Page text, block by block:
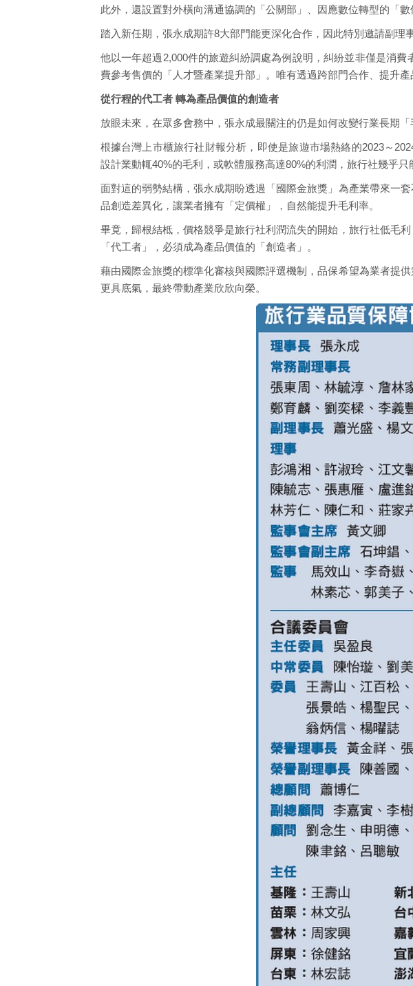
此外，還設置對外橫向溝通協調的「公關部」、因應數位轉型的「
踏入新任期，張永成期許8大部門能更深化合作，因此特別邀請副理
他以一年超過2,000件的旅遊糾紛調處為例說明，糾紛並非僅是消
費參考售價的「人才暨產業提升部」。唯有透過跨部門合作、提升
從行程的代工者 轉為產品價值的創造者
放眼未來，在眾多會務中，張永成最關注的仍是如何改變行業長期「
根據台灣上市櫃旅行社財報分析，即使是旅遊市場熱絡的2023～
設計業動輒40%的毛利，或軟體服務高達80%的利潤，旅行社幾乎
面對這的弱勢結構，張永成期盼透過「國際金旅獎」為產業帶來一
品創造差異化，讓業者擁有「定價權」，自然能提升毛利率。
畢竟，歸根結柢，價格競爭是旅行社利潤流失的開始，旅行社低毛
「代工者」，必須成為產品價值的「創造者」。
藉由國際金旅獎的標準化審核與國際評選機制，品保希望為業者提
更具底氣，最終帶動產業欣欣向榮。